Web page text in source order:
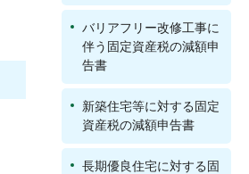
バリアフリー改修工事に
伴う固定資産税の減額申
告書
新築住宅等に対する固定
資産税の減額申告書
長期優良住宅に対する固